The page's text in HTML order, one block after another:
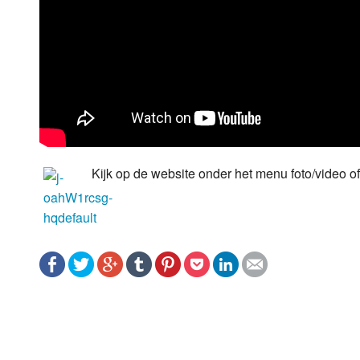
Kijk op de website onder het menu foto/video of